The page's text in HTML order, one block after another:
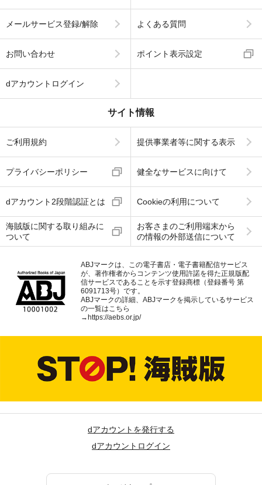
メールサービス登録/解除 よくある質問
お問い合わせ ポイント表示設定
dアカウントログイン
サイト情報
ご利用規約 提供事業者等に関する表示
プライバシーポリシー 健全なサービスに向けて
dアカウント2段階認証とは Cookieの利用について
海賊版に関する取り組みに
ついて
お客さまのご利用端末から
の情報の外部送信について
ABJマークは、この電子書店・電子書籍配信サービス
が、著作権者からコンテンツ使用許諾を得た正規版配
信サービスであることを示す登録商標（登録番号 第
6091713号）です。
ABJマークの詳細、ABJマークを掲示しているサービス
の一覧はこちら
→ https://aebs.or.jp/
dアカウントを発行する
dアカウントログイン